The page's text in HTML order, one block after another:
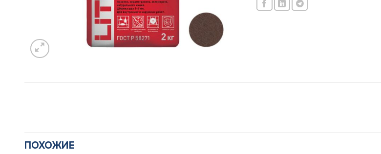
ПОХОЖИЕ